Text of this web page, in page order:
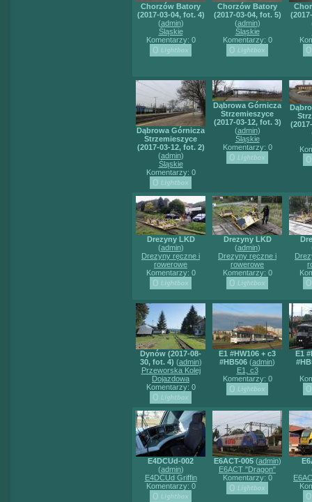
Chorzów Batory
(2017-03-04, fot. 4)
(admin)
Śląskie
Komentarzy: 0
Chorzów Batory
(2017-03-04, fot. 5)
(admin)
Śląskie
Komentarzy: 0
Dąbrowa Górnicza
Strzemieszyce
(2017-03-12, fot. 2)
(admin)
Śląskie
Komentarzy: 0
Dąbrowa Górnicza
Strzemieszyce
(2017-03-12, fot. 3)
(admin)
Śląskie
Komentarzy: 0
Drezyny LKD
(admin)
Drezyny ręczne i
rowerowe
Komentarzy: 0
Drezyny LKD
(admin)
Drezyny ręczne i
rowerowe
Komentarzy: 0
Dynów (2017-08-
30, fot. 4) (admin)
Przeworska Kolej
Dojazdowa
Komentarzy: 0
E1 #HW106 + c3
#HB506 (admin)
E1, c3
Komentarzy: 0
E1
E4DCUd-002
(admin)
E4DCUd Griffin
Komentarzy: 0
E6ACT-005(admin)
E6ACT "Dragon"
Komentarzy: 0